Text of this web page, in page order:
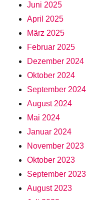
Juni 2025
April 2025
März 2025
Februar 2025
Dezember 2024
Oktober 2024
September 2024
August 2024
Mai 2024
Januar 2024
November 2023
Oktober 2023
September 2023
August 2023